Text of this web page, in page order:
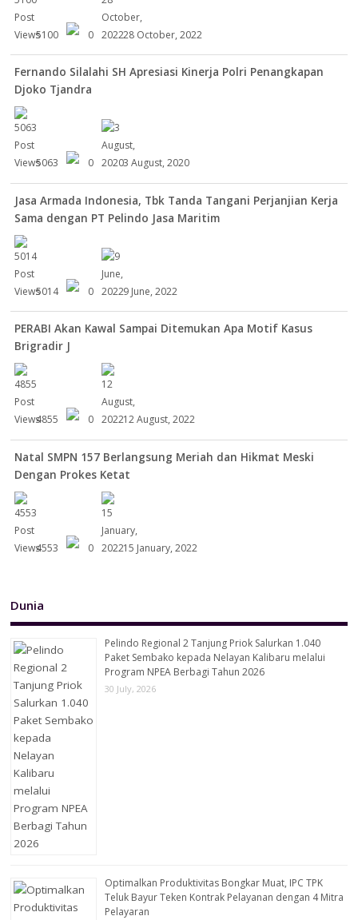
5100 0 28 October, 2022
Fernando Silalahi SH Apresiasi Kinerja Polri Penangkapan
Djoko Tjandra
5063 0 3 August, 2020
Jasa Armada Indonesia, Tbk Tanda Tangani Perjanjian Kerja
Sama dengan PT Pelindo Jasa Maritim
5014 0 9 June, 2022
PERABI Akan Kawal Sampai Ditemukan Apa Motif Kasus
Brigradir J
4855 0 12 August, 2022
Natal SMPN 157 Berlangsung Meriah dan Hikmat Meski
Dengan Prokes Ketat
4553 0 15 January, 2022
Dunia
Pelindo Regional 2 Tanjung Priok Salurkan 1.040
Paket Sembako kepada Nelayan Kalibaru melalui
Program NPEA Berbagi Tahun 2026
30 July, 2026
Optimalkan Produktivitas Bongkar Muat, IPC TPK
Teluk Bayur Teken Kontrak Pelayanan dengan 4 Mitra
Pelayaran